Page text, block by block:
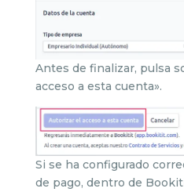
Antes de finalizar, pulsa
acceso a esta cuenta».
Si se ha configurado
de pago, dentro de